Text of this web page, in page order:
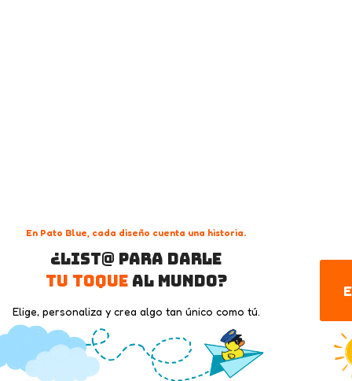
En Pato Blue, cada diseño cuenta una historia.
¿List@ para darle
tu toqueal mundo?
Elige, personaliza y crea algo tan único como tú.